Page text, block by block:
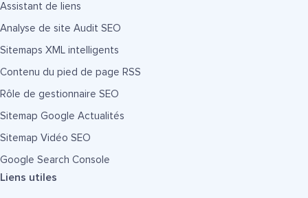
Assistant de liens
Analyse de site Audit SEO
Sitemaps XML intelligents
Contenu du pied de page RSS
Rôle de gestionnaire SEO
Sitemap Google Actualités
Sitemap Vidéo SEO
Google Search Console
Liens utiles